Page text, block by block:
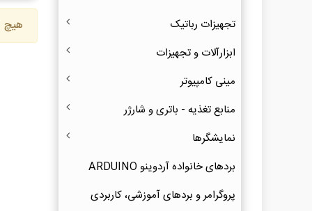
تجهیزات رباتیک
ابزارآلات و تجهیزات
مینی کامپیوتر
منابع تغذیه - باتری و شارژر
نمایشگرها
بردهای خانواده آردوینو ARDUINO
پروگرامر و بردهای آموزشی، کاربردی
هیچ